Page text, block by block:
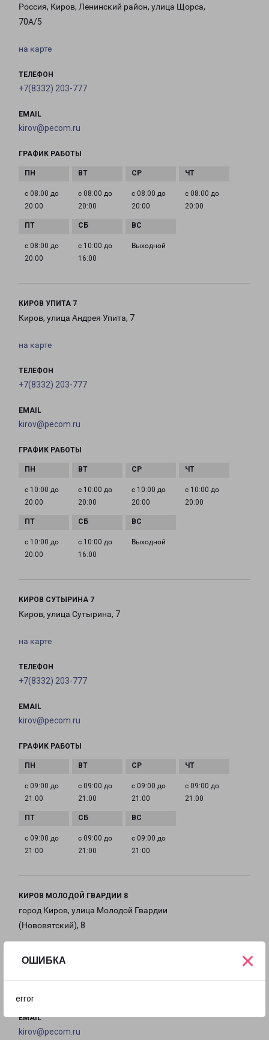
ОШИБКА
error
×
Россия, Киров, Ленинский район, улица Щорса,
70А/5
на карте
ТЕЛЕФОН
+7(8332) 203-777
EMAIL
kirov@pecom.ru
ГРАФИК РАБОТЫ
с 08:00 до
20:00
с 08:00 до
20:00
с 08:00 до
20:00
с 08:00 до
20:00
с 08:00 до
20:00
с 10:00 до
16:00
Выходной
КИРОВ УПИТА 7
Киров, улица Андрея Упита, 7
на карте
ТЕЛЕФОН
+7(8332) 203-777
EMAIL
kirov@pecom.ru
ГРАФИК РАБОТЫ
с 10:00 до
20:00
с 10:00 до
20:00
с 10:00 до
20:00
с 10:00 до
20:00
с 10:00 до
20:00
с 10:00 до
16:00
Выходной
КИРОВ СУТЫРИНА 7
Киров, улица Сутырина, 7
на карте
ТЕЛЕФОН
+7(8332) 203-777
EMAIL
kirov@pecom.ru
ГРАФИК РАБОТЫ
с 09:00 до
21:00
с 09:00 до
21:00
с 09:00 до
21:00
с 09:00 до
21:00
с 09:00 до
21:00
с 09:00 до
21:00
с 09:00 до
21:00
КИРОВ МОЛОДОЙ ГВАРДИИ 8
город Киров, улица Молодой Гвардии
(Нововятский), 8
ТЕЛЕФОН
EMAIL
kirov@pecom.ru